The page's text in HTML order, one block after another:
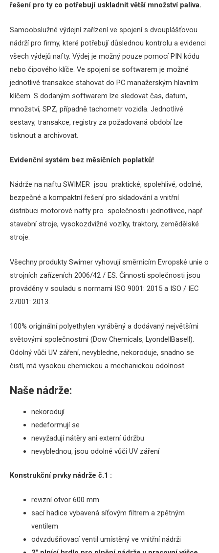
řešení pro ty co potřebují uskladnit větší množství paliva.
Samoobslužné výdejní zařízení ve spojení s dvouplášťovou
nádrží pro firmy, které potřebují důslednou kontrolu a evidenci
všech výdejů nafty. Výdej je možný pouze pomocí PIN kódu
nebo čipového klíče. Ve spojení se softwarem je možné
jednotlivé transakce stahovat do PC manažerským hlavním
klíčem. S dodaným softwarem lze sledovat čas, datum,
množství, SPZ, případně tachometr vozidla. Jednotlivé
sestavy, transakce, registry za požadovaná období lze
tisknout a archivovat.
Evidenční systém bez měsíčních poplatků!
Nádrže na naftu SWIMER jsou praktické, spolehlivé, odolné,
bezpečné a kompaktní řešení pro skladování a vnitřní
distribuci motorové nafty pro společnosti i jednotlivce, např.
stavební stroje, vysokozdvižné vozíky, traktory, zemědělské
stroje.
Všechny produkty Swimer vyhovují směrnicím Evropské unie o
strojních zařízeních 2006/42 / ES. Činnosti společnosti jsou
prováděny v souladu s normami ISO 9001: 2015 a ISO / IEC
27001: 2013.
100% originální polyethylen vyráběný a dodávaný největšími
světovými společnostmi (Dow Chemicals, LyondellBasell).
Odolný vůči UV záření, nevybledne, nekoroduje, snadno se
čistí, má vysokou chemickou a mechanickou odolnost.
Naše nádrže:
nekorodují
nedeformují se
nevyžadují nátěry ani externí údržbu
nevyblednou, jsou odolné vůči UV záření
Konstrukční prvky nádrže č.1 :
revizní otvor 600 mm
sací hadice vybavená síťovým filtrem a zpětným
ventilem
odvzdušňovací ventil umístěný ve vnitřní nádrži